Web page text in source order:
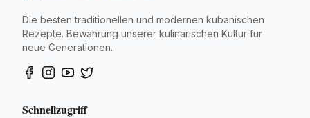
Die besten traditionellen und modernen kubanischen
Rezepte. Bewahrung unserer kulinarischen Kultur für
neue Generationen.
Schnellzugriff